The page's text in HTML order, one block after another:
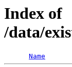
Index of
/data/
Name